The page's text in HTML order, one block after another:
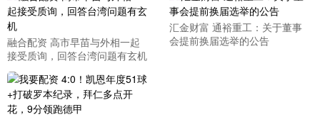
融合配资 高市早苗与外相一起
接受质询，回答台湾问题有玄机
汇金财富 通裕重工：关于董事
会提前换届选举的公告